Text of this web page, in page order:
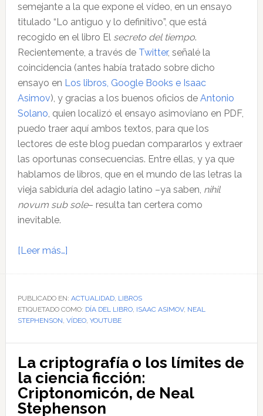
semejante a la que expone el vídeo, en un ensayo
titulado “Lo antiguo y lo definitivo”, que está
recogido en el libro El secreto del tiempo.
Recientemente, a través de Twitter, señalé la
coincidencia (antes había tratado sobre dicho
ensayo en Los libros, Google Books e Isaac
Asimov), y gracias a los buenos oficios de Antonio
Solano , quien localizó el ensayo asimoviano en PDF,
puedo traer aquí ambos textos, para que los
lectores de este blog puedan compararlos y extraer
las oportunas consecuencias. Entre ellas, y ya que
hablamos de libros, que en el mundo de las letras la
vieja sabiduría del adagio latino –ya saben, nihil
novum sub sole– resulta tan certera como
inevitable.
[Leer más…]acerca
el
Día
del
Libro:
Book,
Asimov
y
los
PUBLICADO EN: ACTUALIDAD, LIBROS
ETIQUETADO COMO: DÍA DEL LIBRO, ISAAC ASIMOV, NEAL
STEPHENSON VÍDEO, YOUTUBE
La criptografía o los límites de
la ciencia ficción:
Criptonomicón, de Neal
Stephenson